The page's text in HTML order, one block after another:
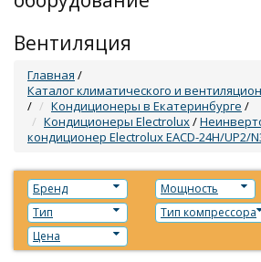
Вентиляция
Главная /
Каталог климатического и
/
Кондиционеры в Екатеринбурге /
Кондиционеры Electrolux/
кондиционер Electrolux EACD-24H/UP2/
Бренд
Мощность
Тип
Тип компрессора
Цена